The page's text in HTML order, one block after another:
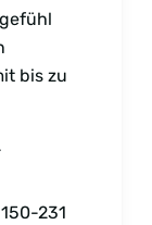
bis zu
231